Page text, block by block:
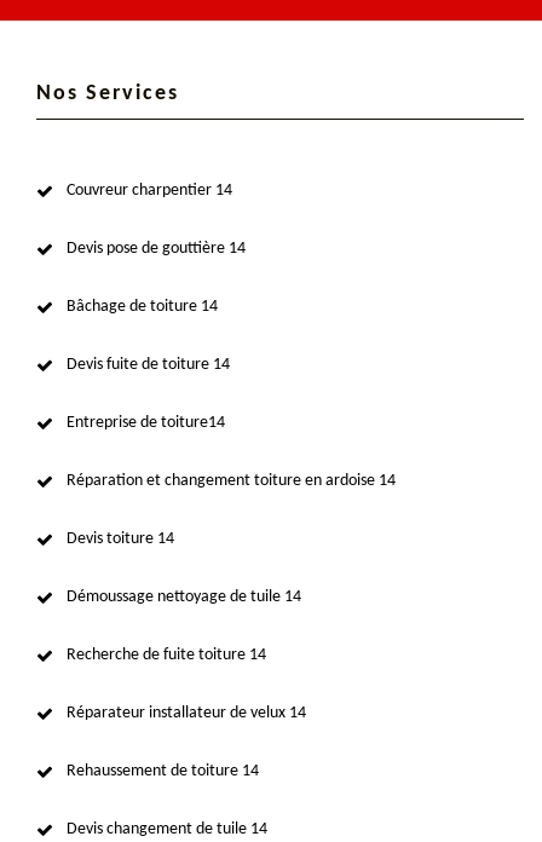
Nos Services
Couvreur charpentier 14
Devis pose de gouttière 14
Bâchage de toiture 14
Devis fuite de toiture 14
Entreprise de toiture14
Réparation et changement toiture en ardoise 14
Devis toiture 14
Démoussage nettoyage de tuile 14
Recherche de fuite toiture 14
Réparateur installateur de velux 14
Rehaussement de toiture 14
Devis changement de tuile 14